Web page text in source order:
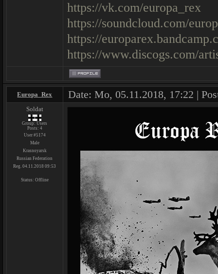
https://vk.com/europa_rex
https://soundcloud.com/
https://
https://www.discogs.com/
Europa_Rex Date: Mo, 05.11.2018, 17:22 |
Soldat
Group: Users
Posts: 4
User #5174
Male
Krasnoyarsk
Russian Federation
Reg. 04.11.2018 09:53
Status: Offline